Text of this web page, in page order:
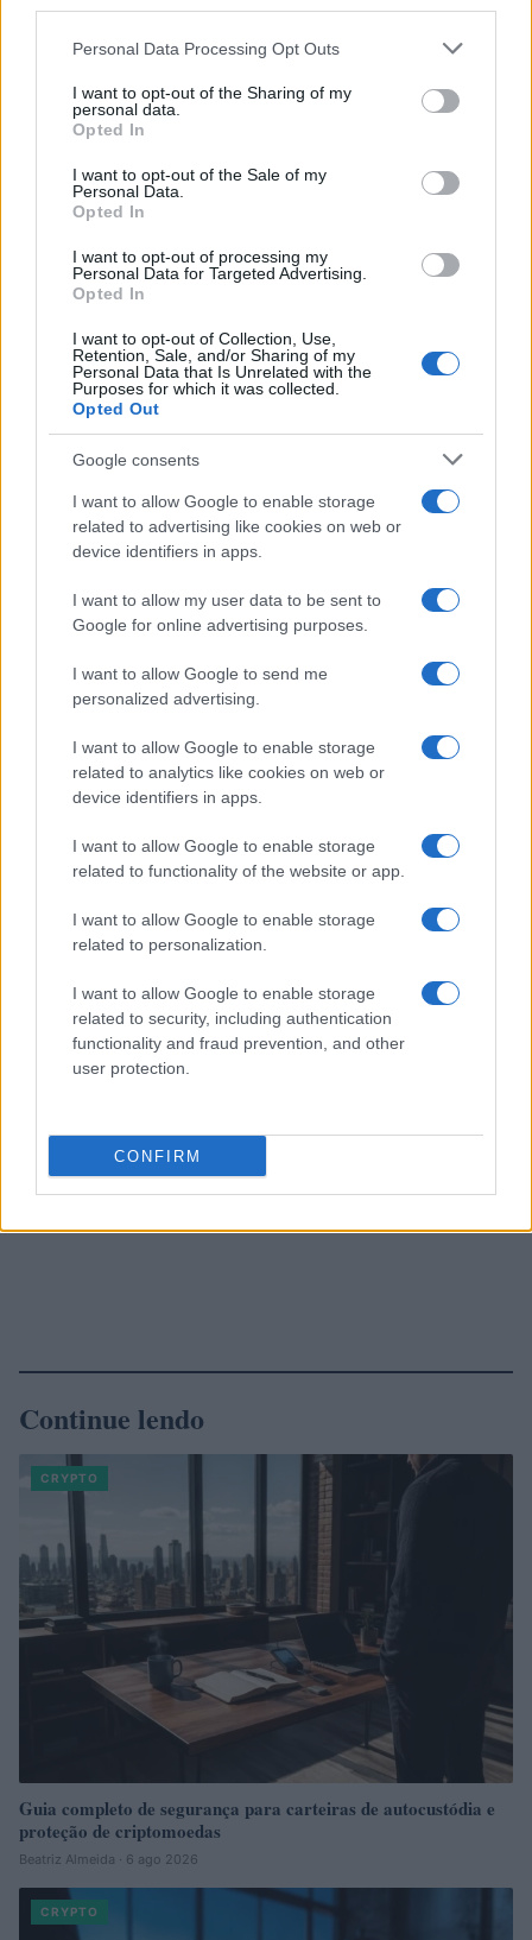
Please note that this website/app uses one or more Google
not limited to your visit or usage behaviour. You may click to
grant or deny consent to Google and its third-party tags to
use your data for below specified purposes in below Google
consent section.
Personal Data Processing Opt Outs
I want to opt-out of the Sharing of my
personal data.
Opted In
I want to opt-out of the Sale of my
Personal Data.
Opted In
I want to opt-out of processing my
Personal Data for Targeted Advertising.
Opted In
I want to opt-out of Collection, Use,
Retention, Sale, and/or Sharing of my
Personal Data that Is Unrelated with the
Purposes for which it was collected.
Opted Out
Google consents
I want to allow Google to enable storage
related to advertising like cookies on web or
device identifiers in apps.
I want to allow my user data to be sent to
Google for online advertising purposes.
I want to allow Google to send me
personalized advertising.
I want to allow Google to enable storage
related to analytics like cookies on web or
device identifiers in apps.
I want to allow Google to enable storage
related to functionality of the website or app.
I want to allow Google to enable storage
related to personalization.
I want to allow Google to enable storage
related to security, including authentication
functionality and fraud prevention, and other
user protection.
CONFIRM
objetivos e marcos do roteiro.
preço da CRU no curto prazo e calcular nossos
investimentos de acordo. Usando níveis horizontais de
resistência e suporte, médias móveis, vários indicadores e
outras técnicas, você pode fazer uma previsão de preço
próximos dias, semanas e meses.
O mercado de criptomoedas é extremamente volátil e
difícil de prever a longo prazo, portanto, pesquisar os
fundamentos e o progresso da Crust Network é uma tarefa
essencial antes de decidir investir qualquer quantia de
fundos a longo prazo com o objetivo de mantê-los por
formar uma previsão de preço para o curto ou longo prazo,
é essencial levar em consideração a análise técnica e
fundamental.
AUTOR
Giorgia Stromeo
Continue lendo
CRYPTO
Guia completo de segurança para carteiras de autocustódia e
proteção de criptomoedas
Beatriz Almeida · 6 ago 2026
CRYPTO